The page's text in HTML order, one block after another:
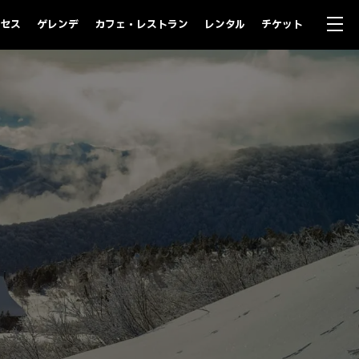
ス ゲレンデ カフェ・レストラン レンタル チケット